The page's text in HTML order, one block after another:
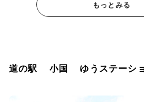
もっとみる
道の駅 小国 ゆうステーショ